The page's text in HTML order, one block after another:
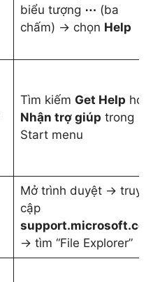
biểu tượng ⋯ (ba
chấm) → chọn Help
Tìm kiếm Get Help hoặc
Nhận trợ giúp trong
Start menu
Mở trình duyệt → truy
cập
support.microsoft.com
→ tìm “File Explorer”